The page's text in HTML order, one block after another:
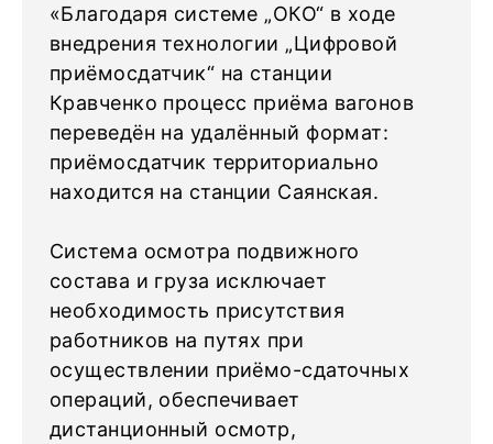
«Благодаря системе „ОКО“ в ходе
внедрения технологии „Цифровой
приёмосдатчик“ на станции
Кравченко процесс приёма вагонов
переведён на удалённый формат:
приёмосдатчик территориально
находится на станции Саянская.
Система осмотра подвижного
состава и груза исключает
необходимость присутствия
работников на путях при
осуществлении приёмо-сдаточных
операций, обеспечивает
дистанционный осмотр,